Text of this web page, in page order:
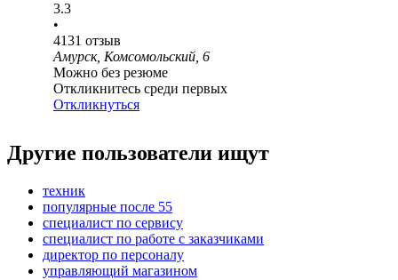
3.3
•
4131 отзыв
Амурск, Комсомольский, 6
Можно без резюме
Откликнитесь среди первых
Откликнуться
Другие пользователи ищут
техник
популярные после 55
специалист по сервису
специалист по работе с заказчиками
директор по персоналу
управляющий магазином